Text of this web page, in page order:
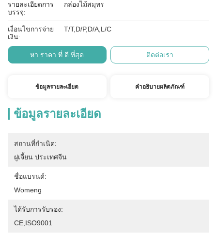
รายละเอียดการ
บรรจุ:
กล่องไม้สมุทร
เงื่อนไขการจ่าย
เงิน:
T/T,D/P,D/A,L/C
หา ราคา ที่ ดี ที่สุด ติดต่อเรา
ข้อมูลรายละเอียด คำอธิบายผลิตภัณฑ์
ข้อมูลรายละเอียด
สถานที่กำเนิด:
ฝูเจี้ยน ประเทศจีน
ชื่อแบรนด์:
Womeng
ได้รับการรับรอง:
CE,ISO9001